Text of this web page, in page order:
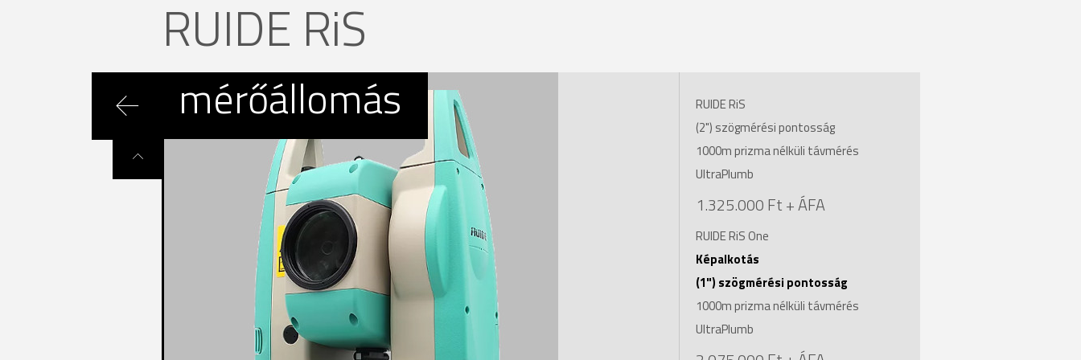
RUIDE RiS
mérőállomás
RUIDE RiS
(2") szögmérési pontosság
1000m prizma nélküli távmérés
UltraPlumb
1.325.000 Ft + ÁFA
RUIDE RiS One
Képalkotás
(1") szögmérési pontosság
1000m prizma nélküli távmérés
UltraPlumb